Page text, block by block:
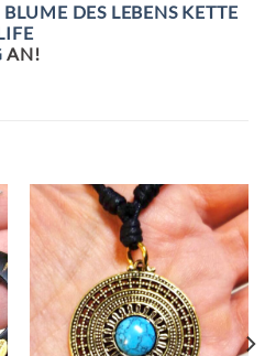
BLUME DES LEBENS KETTE
AN!